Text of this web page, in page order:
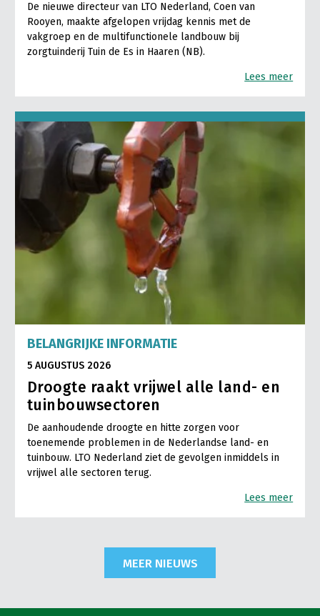
De nieuwe directeur van LTO Nederland, Coen van
Rooyen, maakte afgelopen vrijdag kennis met de
vakgroep en de multifunctionele landbouw bij
zorgtuinderij Tuin de Es in Haaren (NB).
Lees meer
BELANGRIJKE INFORMATIE
5 AUGUSTUS 2026
Droogte raakt vrijwel alle land- en
tuinbouwsectoren
De aanhoudende droogte en hitte zorgen voor
toenemende problemen in de Nederlandse land- en
tuinbouw. LTO Nederland ziet de gevolgen inmiddels in
vrijwel alle sectoren terug.
Lees meer
MEER NIEUWS